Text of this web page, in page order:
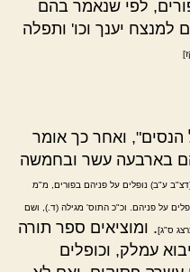
לפי שנאמר בהם
למנצח יענך וכו' ותפלה
ואחר כך אומר
בארבעה עשר ובחמשה
ע"ב) נופלים על פניהם בפורים, מ"מ
על פניהם. וכ"כ התוס' מגילה (ד.), ושם
ס"ג]. ומוציאים ספר תורה
עמלק, וכופלים